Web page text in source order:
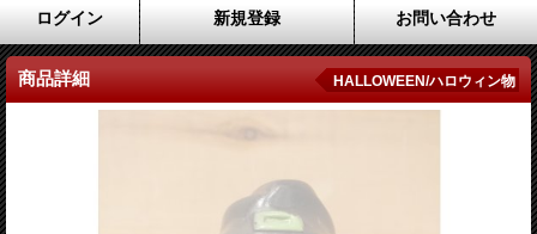
ログイン 新規登録 お問い合わせ
商品詳細 HALLOWEEN/ハロウィン物